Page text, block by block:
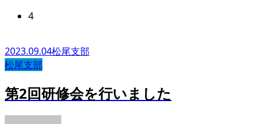
4
2023.09.04松尾支部
松尾支部
第2回研修会を行いました